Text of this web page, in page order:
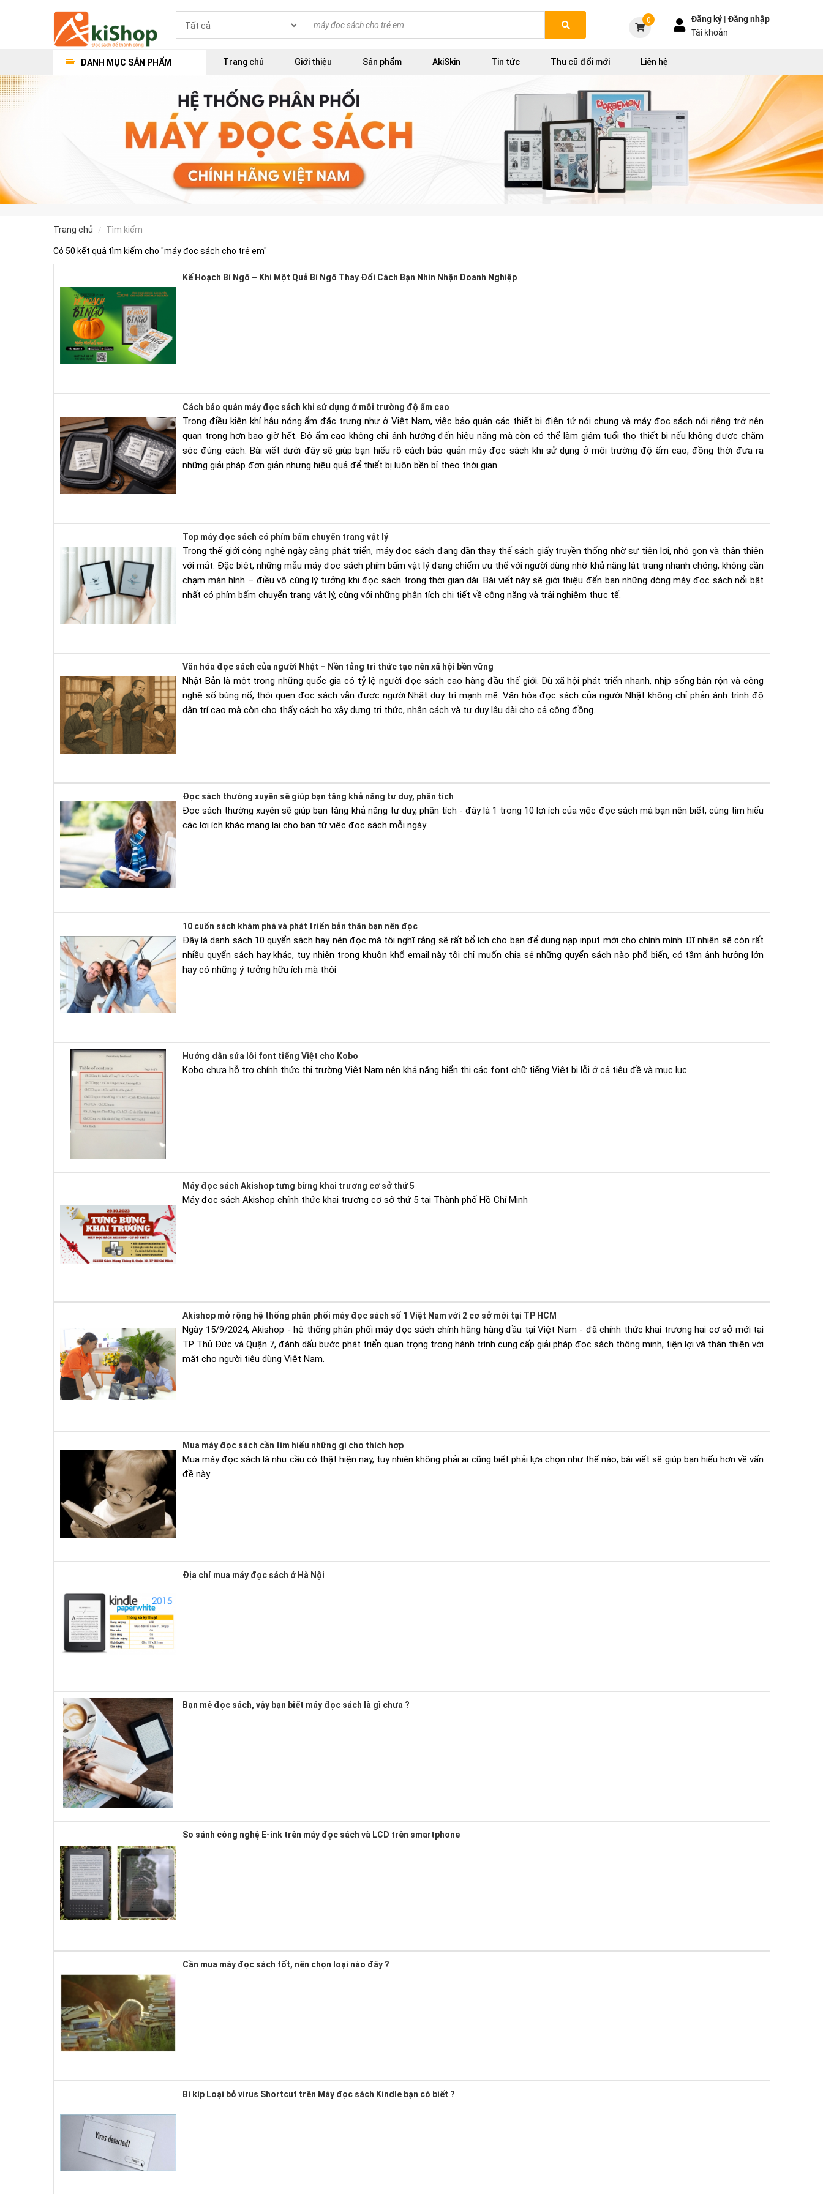
0 Đăng ký |Đăng nhập
Tài khoản
DANH MỤC SẢN PHẨM Trang chủ Giới thiệu Sản phẩm AkiSkin Tin tức Thu cũ đổi mới Liên hệ
trang chủ tìm kiếm
Có 50 kết quả tìm kiếm cho "máy đọc sách cho trẻ em"
Kế Hoạch Bí Ngô – Khi Một Quả Bí Ngô Thay Đổi Cách Bạn Nhìn Nhận Doanh Nghiệp
Cách bảo quản máy đọc sách khi sử dụng ở môi trường độ ẩm cao
Trong điều kiện khí hậu nóng ẩm đặc trưng như ở Việt Nam, việc bảo quản các thiết bị điện tử nói chung và máy đọc sách nói riêng trở nên
quan trọng hơn bao giờ hết. Độ ẩm cao không chỉ ảnh hưởng đến hiệu năng mà còn có thể làm giảm tuổi thọ thiết bị nếu không được chăm
sóc đúng cách. Bài viết dưới đây sẽ giúp bạn hiểu rõ cách bảo quản máy đọc sách khi sử dụng ở môi trường độ ẩm cao, đồng thời đưa ra
những giải pháp đơn giản nhưng hiệu quả để thiết bị luôn bền bỉ theo thời gian.
Top máy đọc sách có phím bấm chuyển trang vật lý
Trong thế giới công nghệ ngày càng phát triển, máy đọc sách đang dần thay thế sách giấy truyền thống nhờ sự tiện lợi, nhỏ gọn và thân thiện
với mắt. Đặc biệt, những mẫu máy đọc sách phím bấm vật lý đang chiếm ưu thế với người dùng nhờ khả năng lật trang nhanh chóng, không cần
chạm màn hình – điều vô cùng lý tưởng khi đọc sách trong thời gian dài. Bài viết này sẽ giới thiệu đến bạn những dòng máy đọc sách nổi bật
nhất có phím bấm chuyển trang vật lý, cùng với những phân tích chi tiết về công năng và trải nghiệm thực tế.
Văn hóa đọc sách của người Nhật – Nền tảng tri thức tạo nên xã hội bền vững
Nhật Bản là một trong những quốc gia có tỷ lệ người đọc sách cao hàng đầu thế giới. Dù xã hội phát triển nhanh, nhịp sống bận rộn và công
nghệ số bùng nổ, thói quen đọc sách vẫn được người Nhật duy trì mạnh mẽ. Văn hóa đọc sách của người Nhật không chỉ phản ánh trình độ
dân trí cao mà còn cho thấy cách họ xây dựng tri thức, nhân cách và tư duy lâu dài cho cả cộng đồng.
Đọc sách thường xuyên sẽ giúp bạn tăng khả năng tư duy, phân tích
Đọc sách thường xuyên sẽ giúp bạn tăng khả năng tư duy, phân tích - đây là 1 trong 10 lợi ích của việc đọc sách mà bạn nên biết, cùng tìm hiểu
các lợi ích khác mang lại cho bạn từ việc đọc sách mỗi ngày
10 cuốn sách khám phá và phát triển bản thân bạn nên đọc
Đây là danh sách 10 quyển sách hay nên đọc mà tôi nghĩ rằng sẽ rất bổ ích cho bạn để dung nạp input mới cho chính mình. Dĩ nhiên sẽ còn rất
nhiều quyển sách hay khác, tuy nhiên trong khuôn khổ email này tôi chỉ muốn chia sẻ những quyển sách nào phổ biến, có tầm ảnh hưởng lớn
hay có những ý tưởng hữu ích mà thôi
Hướng dẫn sửa lỗi font tiếng Việt cho Kobo
Kobo chưa hỗ trợ chính thức thị trường Việt Nam nên khả năng hiển thị các font chữ tiếng Việt bị lỗi ở cả tiêu đề và mục lục
Máy đọc sách Akishop tưng bừng khai trương cơ sở thứ 5
Máy đọc sách Akishop chính thức khai trương cơ sở thứ 5 tại Thành phố Hồ Chí Minh
Akishop mở rộng hệ thống phân phối máy đọc sách số 1 Việt Nam với 2 cơ sở mới tại TP HCM
Ngày 15/9/2024, Akishop - hệ thống phân phối máy đọc sách chính hãng hàng đầu tại Việt Nam - đã chính thức khai trương hai cơ sở mới tại
TP Thủ Đức và Quận 7, đánh dấu bước phát triển quan trọng trong hành trình cung cấp giải pháp đọc sách thông minh, tiện lợi và thân thiện với
mắt cho người tiêu dùng Việt Nam.
Mua máy đọc sách cần tìm hiểu những gì cho thích hợp
Mua máy đọc sách là nhu cầu có thật hiện nay, tuy nhiên không phải ai cũng biết phải lựa chọn như thế nào, bài viết sẽ giúp bạn hiểu hơn về vấn
đề này
Địa chỉ mua máy đọc sách ở Hà Nội
Bạn mê đọc sách, vậy bạn biết máy đọc sách là gì chưa ?
So sánh công nghệ E-ink trên máy đọc sách và LCD trên smartphone
Cần mua máy đọc sách tốt, nên chọn loại nào đây ?
Bí kíp Loại bỏ virus Shortcut trên Máy đọc sách Kindle bạn có biết ?